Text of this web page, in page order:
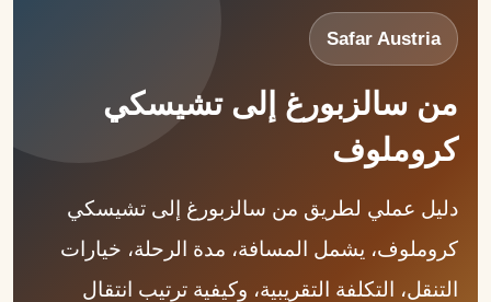
Safar Austria
من سالزبورغ إلى تشيسكي
كروملوف
دليل عملي لطريق من سالزبورغ إلى تشيسكي
كروملوف، يشمل المسافة، مدة الرحلة، خيارات
التنقل، التكلفة التقريبية، وكيفية ترتيب انتقال